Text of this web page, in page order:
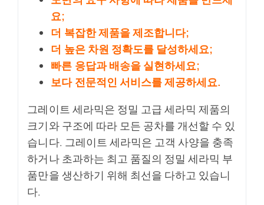
요;
더 복잡한 제품을 제조합니다;
더 높은 차원 정확도를 달성하세요;
빠른 응답과 배송을 실현하세요;
보다 전문적인 서비스를 제공하세요.
그레이트 세라믹은 정밀 고급 세라믹 제품의
크기와 구조에 따라 모든 공차를 개선할 수 있
습니다. 그레이트 세라믹은 고객 사양을 충족
하거나 초과하는 최고 품질의 정밀 세라믹 부
품만을 생산하기 위해 최선을 다하고 있습니
다.